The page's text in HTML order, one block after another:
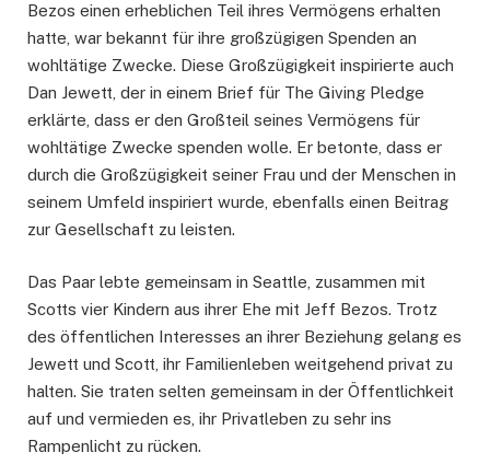
Bezos einen erheblichen Teil ihres Vermögens erhalten
hatte, war bekannt für ihre großzügigen Spenden an
wohltätige Zwecke. Diese Großzügigkeit inspirierte auch
Dan Jewett, der in einem Brief für The Giving Pledge
erklärte, dass er den Großteil seines Vermögens für
wohltätige Zwecke spenden wolle. Er betonte, dass er
durch die Großzügigkeit seiner Frau und der Menschen in
seinem Umfeld inspiriert wurde, ebenfalls einen Beitrag
zur Gesellschaft zu leisten.
Das Paar lebte gemeinsam in Seattle, zusammen mit
Scotts vier Kindern aus ihrer Ehe mit Jeff Bezos. Trotz
des öffentlichen Interesses an ihrer Beziehung gelang es
Jewett und Scott, ihr Familienleben weitgehend privat zu
halten. Sie traten selten gemeinsam in der Öffentlichkeit
auf und vermieden es, ihr Privatleben zu sehr ins
Rampenlicht zu rücken.